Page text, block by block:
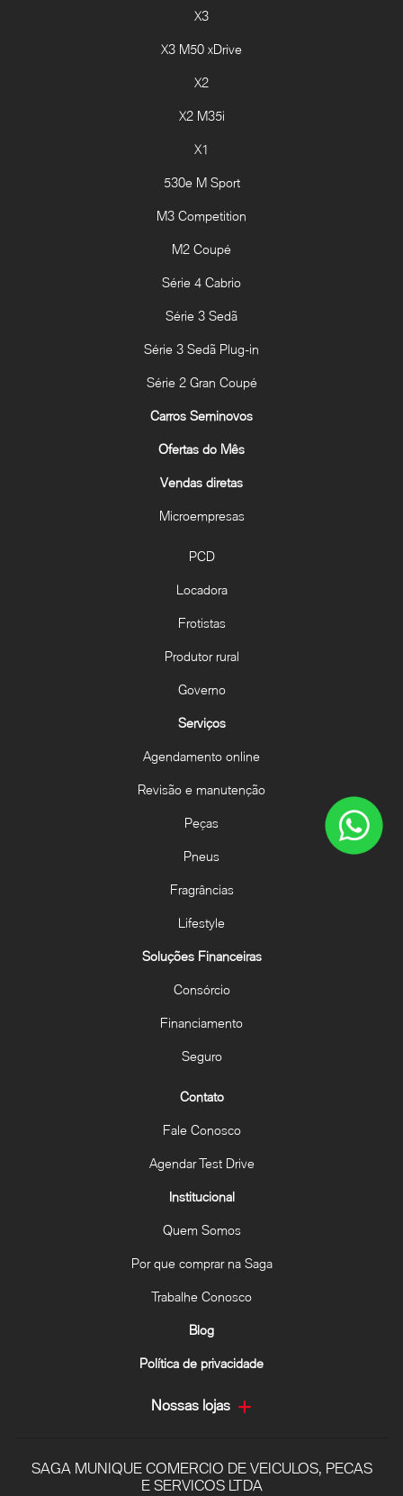
X3
X3 M50 xDrive
X2
X2 M35i
X1
530e M Sport
M3 Competition
M2 Coupé
Série 4 Cabrio
Série 3 Sedã
Série 3 Sedã Plug-in
Série 2 Gran Coupé
Carros Seminovos
Ofertas do Mês
Vendas diretas
Microempresas
PCD
Locadora
Frotistas
Produtor rural
Governo
Serviços
Agendamento online
Revisão e manutenção
Peças
Pneus
Fragrâncias
Lifestyle
Soluções Financeiras
Consórcio
Financiamento
Seguro
Contato
Fale Conosco
Agendar Test Drive
Institucional
Quem Somos
Por que comprar na Saga
Trabalhe Conosco
Blog
Política de privacidade
Nossas lojas
SAGA MUNIQUE COMERCIO DE VEICULOS, PECAS
E SERVICOS LTDA